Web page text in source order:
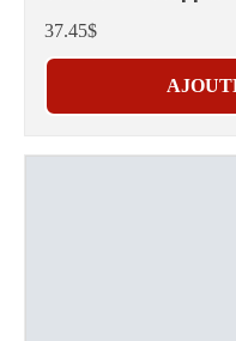
37.45$